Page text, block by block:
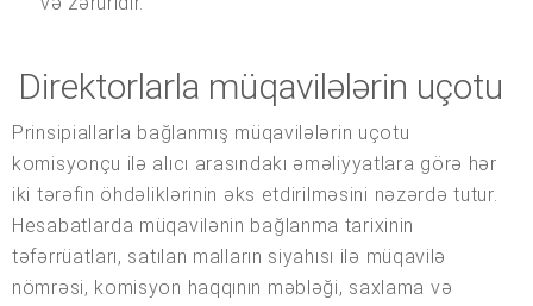
Direktorlarla müqavilələrin uçotu
Prinsipiallarla bağlanmış müqavilələrin uçotu
komisyonçu ilə alıcı arasındakı əməliyyatlara görə hər
iki tərəfin öhdəliklərinin əks etdirilməsini nəzərdə tutur.
Hesabatlarda müqavilənin bağlanma tarixinin
təfərrüatları, satılan malların siyahısı ilə müqavilə
nömrəsi, komisyon haqqının məbləği, saxlama və